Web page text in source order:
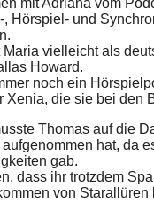
mit Adriana vom
, Hörspiel- und
Maria vielleicht als
Howard.
noch ein
Xenia, die sie bei den
Thomas auf die
aufgenommen hat, da
gab.
dass ihr trotzdem
von Starallüren